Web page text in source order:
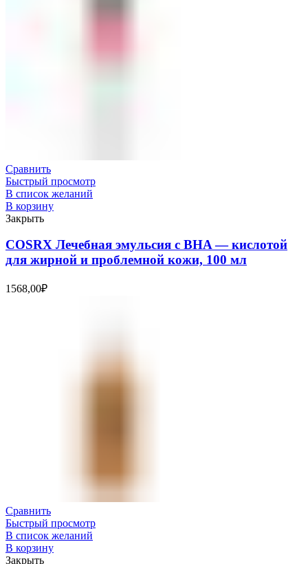
Сравнить
Быстрый просмотр
В список желаний
В корзину
Закрыть
COSRX Лечебная эмульсия с BHA — кислотой
для жирной и проблемной кожи, 100 мл
1568,00₽
Сравнить
Быстрый просмотр
В список желаний
В корзину
Закрыть